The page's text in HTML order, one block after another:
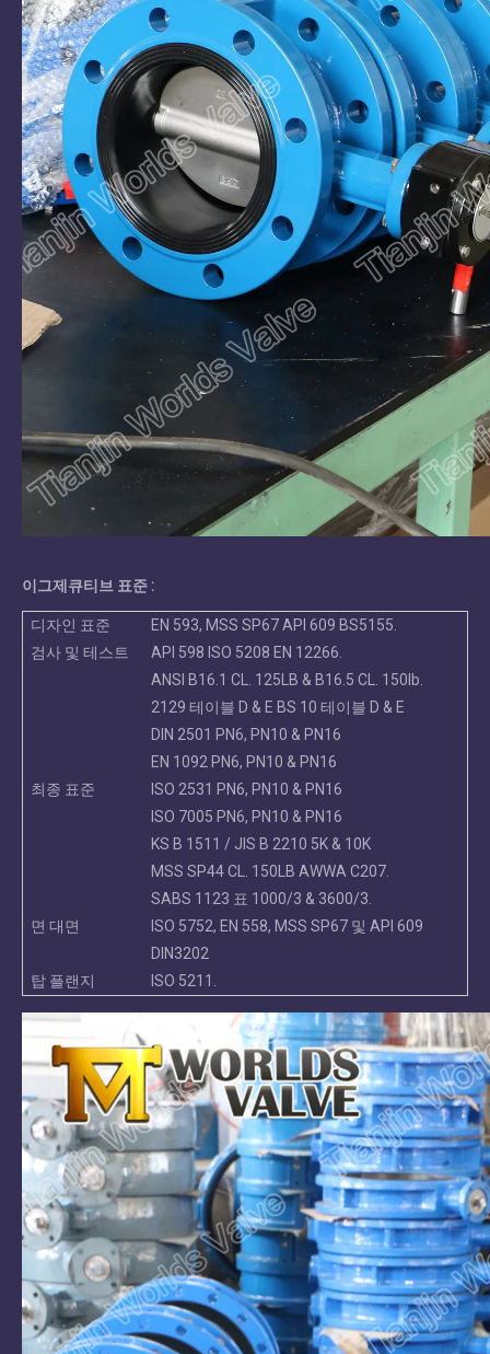
이그제큐티브 표준 :
디자인 표준
EN 593, MSS SP67 API 609 BS5155.
검사 및 테스트
API 598 ISO 5208 EN 12266.
최종 표준
ANSI B16.1 CL. 125LB & B16.5 CL. 150lb.
2129 테이블 D & E BS 10 테이블 D & E
DIN 2501 PN6, PN10 & PN16
EN 1092 PN6, PN10 & PN16
ISO 2531 PN6, PN10 & PN16
ISO 7005 PN6, PN10 & PN16
KS B 1511 / JIS B 2210 5K & 10K
MSS SP44 CL. 150LB AWWA C207.
SABS 1123 표 1000/3 & 3600/3.
면 대면
ISO 5752, EN 558, MSS SP67 및 API 609
DIN3202
탑 플랜지
ISO 5211.